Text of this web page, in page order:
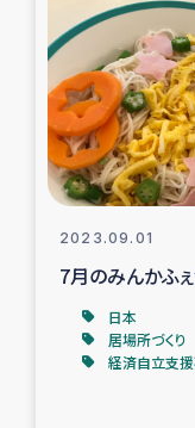
シリア国
トル
インドネシア中
スリランカ
2023.09.01
7月のみんかふ
日本
居場所づくり
経済自立支